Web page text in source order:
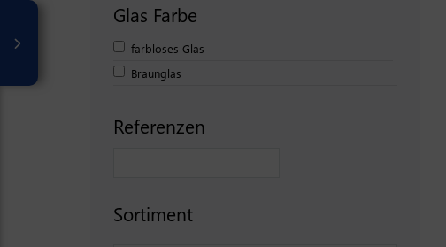
Glas Farbe
farbloses Glas
Braunglas
Referenzen
Sortiment